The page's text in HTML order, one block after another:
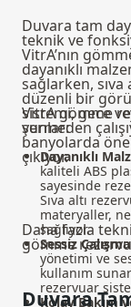
Duvara tam
teknik ve
VitrA’nın
dayanıklı
sağlarken,
düzenli bir
sistemi, gece
vermeden
banyolarda öne
çıkıyor.
VitrA gömme
şunlar:
Dayanıklı
kaliteli ABS
sayesinde
Sıva altı
materyaller,
sağlıyor.
Sessiz
yönetimi ve
kullanım
rezervuar
Kolay Bakım
Daha fazla
gömme
Duvara